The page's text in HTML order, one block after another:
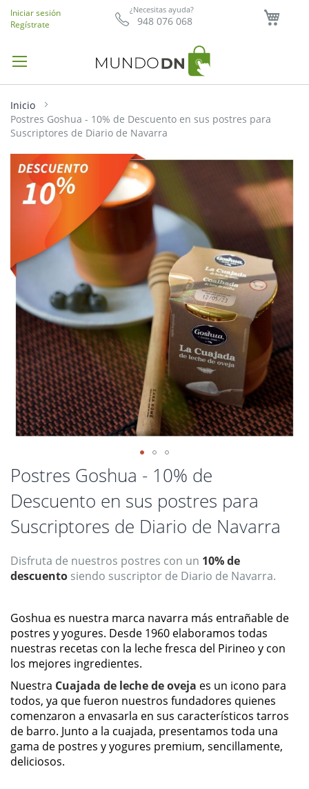
¿Necesitas ayuda?
948 076 068
Iniciar sesión
Regístrate
Inicio
Postres Goshua - 10% de Descuento en sus postres para
Suscriptores de Diario de Navarra
Postres Goshua - 10% de
Descuento en sus postres para
Suscriptores de Diario de Navarra
Disfruta de nuestros postres con un 10% de
descuento siendo suscriptor de Diario de Navarra.
Goshua es nuestra marca navarra más entrañable de
postres y yogures. Desde 1960 elaboramos todas
nuestras recetas con la leche fresca del Pirineo y con
los mejores ingredientes.
Nuestra Cuajada de leche de oveja es un icono para
todos, ya que fueron nuestros fundadores quienes
comenzaron a envasarla en sus característicos tarros
de barro. Junto a la cuajada, presentamos toda una
gama de postres y yogures premium, sencillamente,
deliciosos.
Saltar
al
final
imágenes
Saltar
al
comienzo
de
la
imágenes